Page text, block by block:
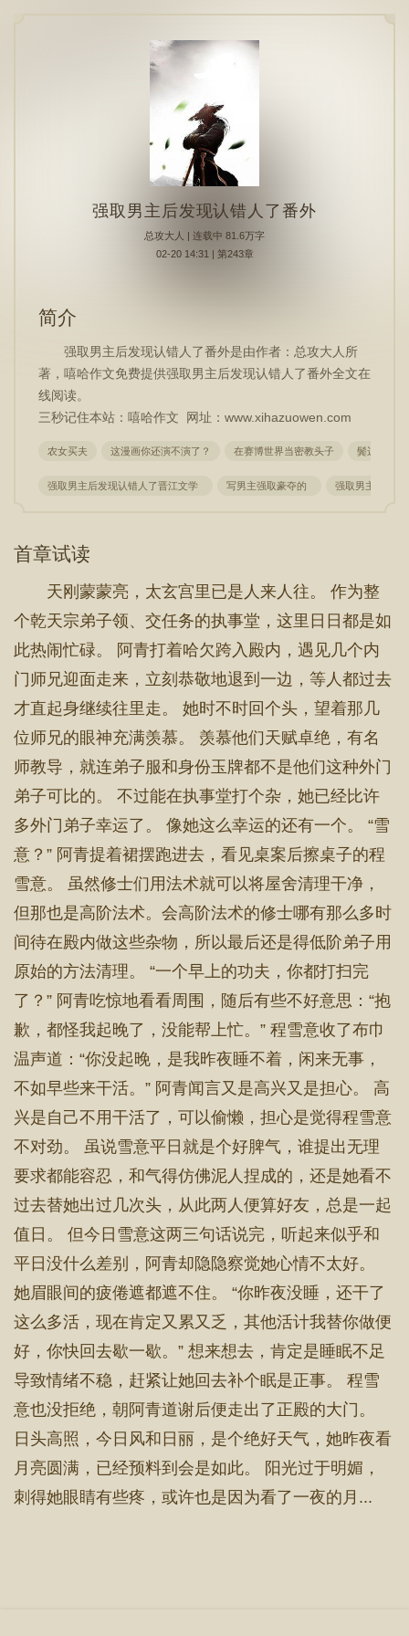
强取男主后发现认错人了番外
总攻大人 | 连载中 81.6万字
02-20 14:31 | 第243章
简介
强取男主后发现认错人了番外是由作者：总攻大人所
著，嘻哈作文免费提供强取男主后发现认错人了番外全文在
线阅读。
三秒记住本站：嘻哈作文 网址：www.xihazuowen.com
农女买夫 这漫画你还演不演了？ 在赛博世界当密教头子 鬓边娇贵
强取男主后发现认错人了晋江文学 写男主强取豪夺的 强取男主后发
首章试读
天刚蒙蒙亮，太玄宫里已是人来人往。 作为整
个乾天宗弟子领、交任务的执事堂，这里日日都是如
此热闹忙碌。 阿青打着哈欠跨入殿内，遇见几个内
门师兄迎面走来，立刻恭敬地退到一边，等人都过去
才直起身继续往里走。 她时不时回个头，望着那几
位师兄的眼神充满羡慕。 羡慕他们天赋卓绝，有名
师教导，就连弟子服和身份玉牌都不是他们这种外门
弟子可比的。 不过能在执事堂打个杂，她已经比许
多外门弟子幸运了。 像她这么幸运的还有一个。 “雪
意？” 阿青提着裙摆跑进去，看见桌案后擦桌子的程
雪意。 虽然修士们用法术就可以将屋舍清理干净，
但那也是高阶法术。会高阶法术的修士哪有那么多时
间待在殿内做这些杂物，所以最后还是得低阶弟子用
原始的方法清理。 “一个早上的功夫，你都打扫完
了？” 阿青吃惊地看看周围，随后有些不好意思：“抱
歉，都怪我起晚了，没能帮上忙。” 程雪意收了布巾
温声道：“你没起晚，是我昨夜睡不着，闲来无事，
不如早些来干活。” 阿青闻言又是高兴又是担心。 高
兴是自己不用干活了，可以偷懒，担心是觉得程雪意
不对劲。 虽说雪意平日就是个好脾气，谁提出无理
要求都能容忍，和气得仿佛泥人捏成的，还是她看不
过去替她出过几次头，从此两人便算好友，总是一起
值日。 但今日雪意这两三句话说完，听起来似乎和
平日没什么差别，阿青却隐隐察觉她心情不太好。
她眉眼间的疲倦遮都遮不住。 “你昨夜没睡，还干了
这么多活，现在肯定又累又乏，其他活计我替你做便
好，你快回去歇一歇。” 想来想去，肯定是睡眠不足
导致情绪不稳，赶紧让她回去补个眠是正事。 程雪
意也没拒绝，朝阿青道谢后便走出了正殿的大门。
日头高照，今日风和日丽，是个绝好天气，她昨夜看
月亮圆满，已经预料到会是如此。 阳光过于明媚，
刺得她眼睛有些疼，或许也是因为看了一夜的月...